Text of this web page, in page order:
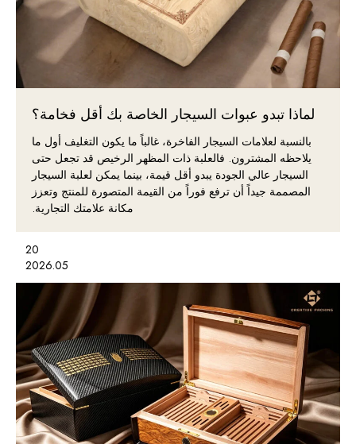
لماذا تبدو عبوات السيجار الخاصة بك أقل فخامة؟
بالنسبة لعلامات السيجار الفاخرة، غالباً ما يكون التغليف أول ما
يلاحظه المشترون. فالعلبة ذات المظهر الرخيص قد تجعل حتى
السيجار عالي الجودة يبدو أقل قيمة، بينما يمكن لعلبة السيجار
المصممة جيداً أن ترفع فوراً من القيمة المتصورة للمنتج وتعزز
مكانة علامتك التجارية.
20
2026.05